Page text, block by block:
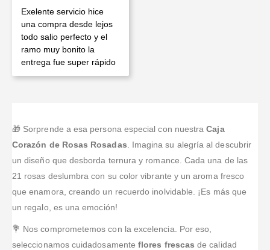
Valorado en5de 5
Exelente servicio hice
una compra desde lejos
todo salio perfecto y el
ramo muy bonito la
entrega fue super rápido
🎁 Sorprende a esa persona especial con nuestraCaja
Corazón de Rosas Rosadas. Imagina su alegría al descubrir
un diseño que desborda ternura y romance. Cada una de las
21 rosas deslumbra con su color vibrante y un aroma fresco
que enamora, creando un recuerdo inolvidable. ¡Es más que
un regalo, es una emoción!
💐 Nos comprometemos con la excelencia. Por eso,
seleccionamos cuidadosamenteflores frescas de calidad